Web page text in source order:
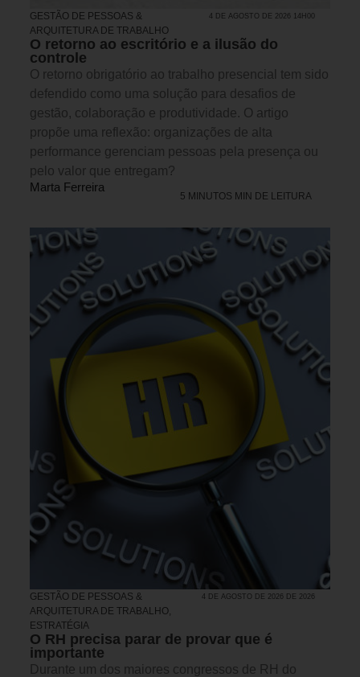
GESTÃO DE PESSOAS &
ARQUITETURA DE TRABALHO
4 DE AGOSTO DE 2026 14H00
O retorno ao escritório e a ilusão do
controle
O retorno obrigatório ao trabalho presencial tem sido
defendido como uma solução para desafios de
gestão, colaboração e produtividade. O artigo
propõe uma reflexão: organizações de alta
performance gerenciam pessoas pela presença ou
pelo valor que entregam?
Marta Ferreira
5 MINUTOS MIN DE LEITURA
GESTÃO DE PESSOAS &
ARQUITETURA DE TRABALHO
ESTRATÉGIA
4 DE AGOSTO DE 2026 DE 2026
O RH precisa parar de provar que é
importante
Durante um dos maiores congressos de RH do